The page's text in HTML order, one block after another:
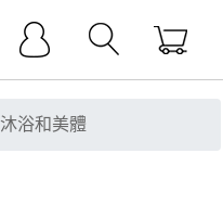
沐浴和美體